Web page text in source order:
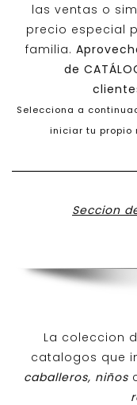
las ventas o
precio especial
familia.
de
Selecciona a
iniciar tu propio
Seccion
La coleccion
catalogos que
caballeros, niños